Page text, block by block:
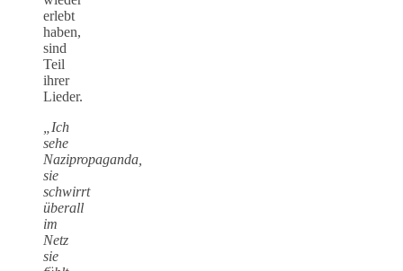
erlebt
haben,
sind
Teil
ihrer
Lieder.
„Ich
sehe
Nazipropaganda,
sie
schwirrt
überall
im
Netz
sie